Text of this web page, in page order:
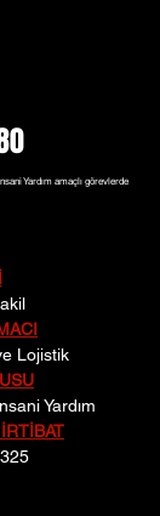
Yardım amaçlı görevlerde
Lojistik
Yardım